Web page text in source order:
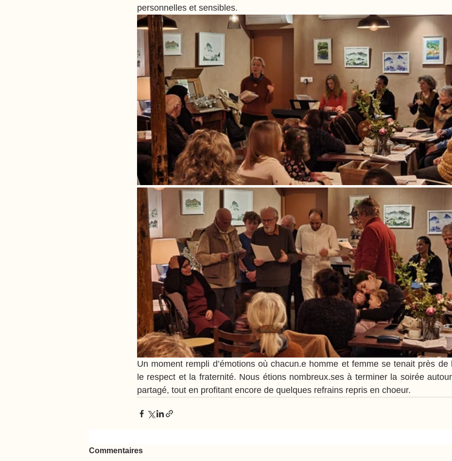
personnelles et sensibles.
Un moment rempli d’émotions où chacun.e homme et femme se tenait près de
le respect et la fraternité. Nous étions nombreux.ses à terminer la soirée
partagé, tout en profitant encore de quelques refrains repris en choeur.
Commentaires